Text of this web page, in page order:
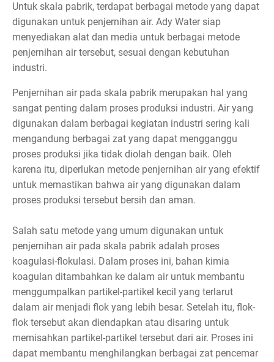
Untuk skala pabrik, terdapat berbagai metode yang dapat
digunakan untuk penjernihan air. Ady Water siap
menyediakan alat dan media untuk berbagai metode
penjernihan air tersebut, sesuai dengan kebutuhan
industri.
Penjernihan air pada skala pabrik merupakan hal yang
sangat penting dalam proses produksi industri. Air yang
digunakan dalam berbagai kegiatan industri sering kali
mengandung berbagai zat yang dapat mengganggu
proses produksi jika tidak diolah dengan baik. Oleh
karena itu, diperlukan metode penjernihan air yang efektif
untuk memastikan bahwa air yang digunakan dalam
proses produksi tersebut bersih dan aman.
Salah satu metode yang umum digunakan untuk
penjernihan air pada skala pabrik adalah proses
koagulasi-flokulasi. Dalam proses ini, bahan kimia
koagulan ditambahkan ke dalam air untuk membantu
menggumpalkan partikel-partikel kecil yang terlarut
dalam air menjadi flok yang lebih besar. Setelah itu, flok-
flok tersebut akan diendapkan atau disaring untuk
memisahkan partikel-partikel tersebut dari air. Proses ini
dapat membantu menghilangkan berbagai zat pencemar